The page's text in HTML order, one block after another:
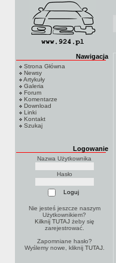
Nawigacja
Strona Główna
Newsy
Artykuły
Galeria
Forum
Komentarze
Download
Linki
Kontakt
Szukaj
Logowanie
Nazwa Użytkownika
Hasło
Nie jesteś jeszcze naszym
Użytkownikiem?
Kilknij TUTAJżeby się
zarejestrować.
Zapomniane hasło?
Wyślemy nowe, kliknij TUTAJ.